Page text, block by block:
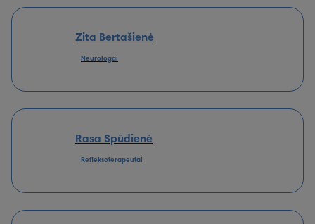
Zita Bertašienė
Neurologai
Rasa Spūdienė
Refleksoterapeutai